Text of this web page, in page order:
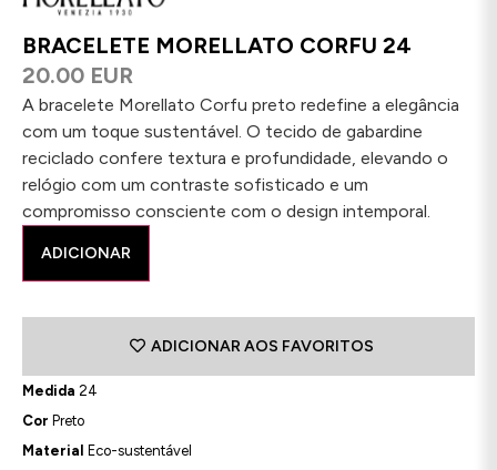
BRACELETE MORELLATO CORFU 24
20.00 EUR
A bracelete Morellato Corfu preto redefine a elegância
com um toque sustentável. O tecido de gabardine
reciclado confere textura e profundidade, elevando o
relógio com um contraste sofisticado e um
compromisso consciente com o design intemporal.
ADICIONAR
ADICIONAR AOS FAVORITOS
Medida 24
Cor Preto
Material Eco-sustentável